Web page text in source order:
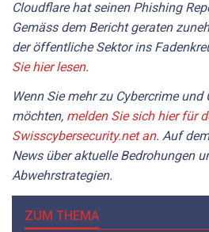
Cloudflare hat seinen Phishing
Gemäss dem Bericht geraten
der öffentliche Sektor ins
Sie hier lesen.
Wenn Sie mehr zu Cybercrime und
möchten, melden Sie sich hier für
Swisscybersecurity.net an. Auf
News über aktuelle Bedrohungen
Abwehrstrategien.
ZUM THEMA